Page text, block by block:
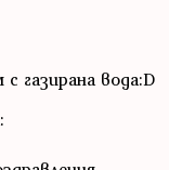
газирана вода:D